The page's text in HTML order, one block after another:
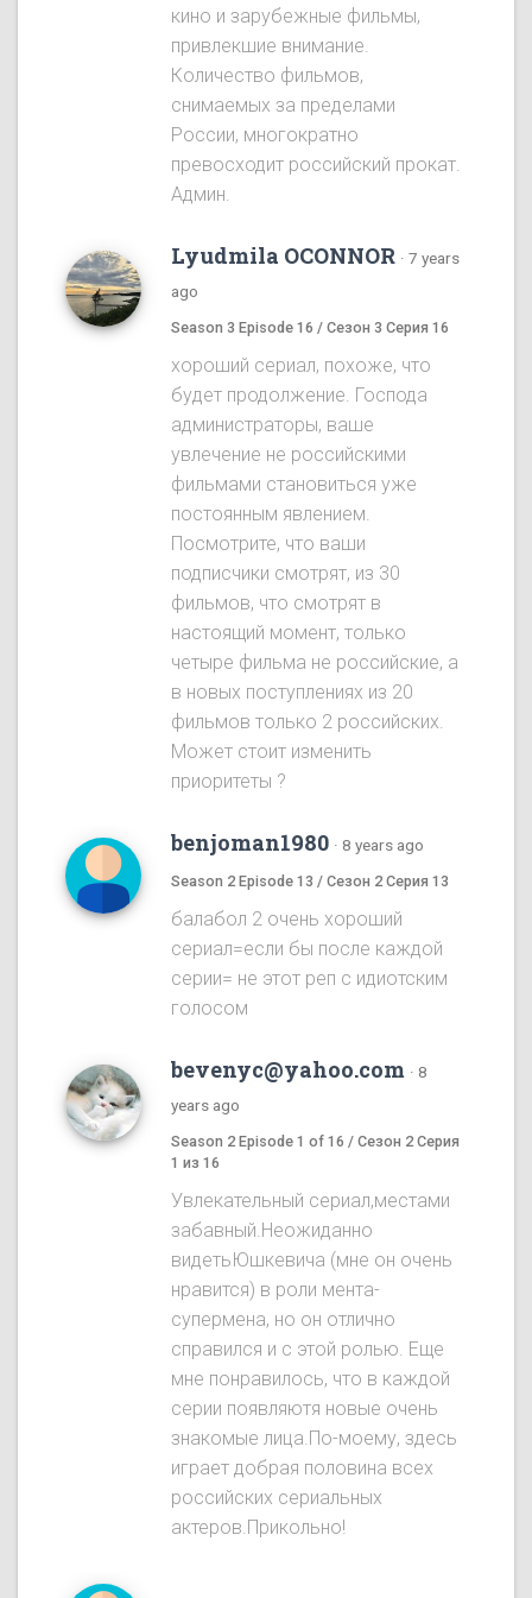
кино и зарубежные фильмы,
привлекшие внимание.
Количество фильмов,
снимаемых за пределами
России, многократно
превосходит российский прокат.
Админ.
Lyudmila OCONNOR · 7 years
ago
Season 3 Episode 16 / Сезон 3 Серия 16
хороший сериал, похоже, что
будет продолжение. Господа
администраторы, ваше
увлечение не российскими
фильмами становиться уже
постоянным явлением.
Посмотрите, что ваши
подписчики смотрят, из 30
фильмов, что смотрят в
настоящий момент, только
четыре фильма не российские, а
в новых поступлениях из 20
фильмов только 2 российских.
Может стоит изменить
приоритеты ?
benjoman1980 · 8 years ago
Season 2 Episode 13 / Сезон 2 Серия 13
балабол 2 очень хороший
сериал=если бы после каждой
серии= не этот реп с идиотским
голосом
bevenyc@yahoo.com · 8
years ago
Season 2 Episode 1 of 16 / Сезон 2 Серия
1 из 16
Увлекательный сериал,местами
забавный.Неожиданно
видетьЮшкевича (мне он очень
нравится) в роли мента-
супермена, но он отлично
справился и с этой ролью. Еще
мне понравилось, что в каждой
серии появляютя новые очень
знакомые лица.По-моему, здесь
играет добрая половина всех
российских сериальных
актеров.Прикольно!